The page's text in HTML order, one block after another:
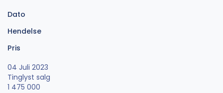
Dato
Hendelse
Pris
04 Juli 2023
Tinglyst salg
1 475 000